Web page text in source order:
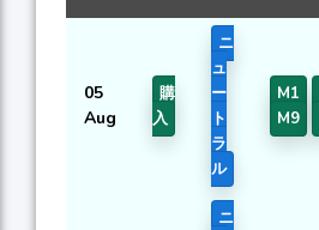
05
Aug
購
入
ニ
ュ
ー
ト
ラ
ル
M1
M9
ニ